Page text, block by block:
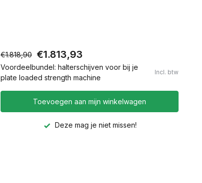
€1.818,90 €1.813,93
Voordeelbundel: halterschijven voor bij je
plate loaded strength machine
Incl. btw
Toevoegen aan mijn winkelwagen
Deze mag je niet missen!